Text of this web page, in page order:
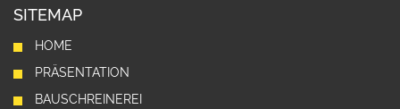
SITEMAP
HOME
PRÄSENTATION
BAUSCHREINEREI